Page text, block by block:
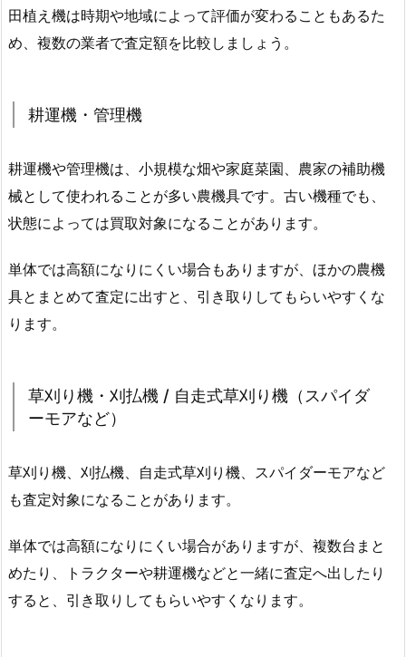
田植え機は時期や地域によって評価が変わることもあるた
め、複数の業者で査定額を比較しましょう。
耕運機・管理機
耕運機や管理機は、小規模な畑や家庭菜園、農家の補助機
械として使われることが多い農機具です。古い機種でも、
状態によっては買取対象になることがあります。
単体では高額になりにくい場合もありますが、ほかの農機
具とまとめて査定に出すと、引き取りしてもらいやすくな
ります。
草刈り機・刈払機 / 自走式草刈り機（スパイダ
ーモアなど）
草刈り機、刈払機、自走式草刈り機、スパイダーモアなど
も査定対象になることがあります。
単体では高額になりにくい場合がありますが、複数台まと
めたり、トラクターや耕運機などと一緒に査定へ出したり
すると、引き取りしてもらいやすくなります。